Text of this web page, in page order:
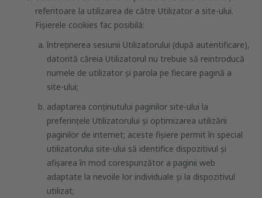
referitoare la utilizarea de către Utilizator a site-ului.
Fișierele cookies fac posibilă:
întreținerea sesiunii Utilizatorului (după autentificare),
datorită căreia Utilizatorul nu trebuie să reintroducă
numele de utilizator și parola pe fiecare pagină a
site-ului;
adaptarea conținutului paginilor site-ului la
preferințele Utilizatorului și optimizarea utilizării
paginilor de internet; aceste fișiere permit în special
utilizatorului site-ului să identifice dispozitivul și
afișarea în mod corespunzător a paginii web
adaptate la nevoile lor individuale și la dispozitivul
utilizat;